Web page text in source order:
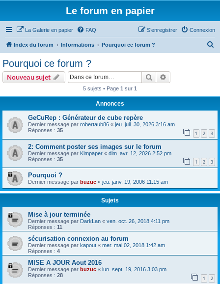
Le forum en papier
La Galerie en papier FAQ Connexion
S’enregistrer
Index du forum Informations Pourquoi ce forum ?
e
Pourquoi ce forum ?
Nouveau sujet Rechercher
5 sujets • Page 1 sur 1
Annonces
GeCuRep : Générateur de cube repère
Dernier message par robertaub86 « jeu. juil. 30, 2026 3:16 am
Réponses : 35 1 2 3
2: Comment poster ses images sur le forum
Dernier message par Kimpaper « dim. avr. 12, 2026 2:52 pm
Réponses : 35 1 2 3
Pourquoi ?
Dernier message par buzuc « jeu. janv. 19, 2006 11:15 am
Sujets
Mise à jour terminée
Dernier message par DarkLan « ven. oct. 26, 2018 4:11 pm
Réponses : 11
sécurisation connexion au forum
Dernier message par kapout « mer. mai 02, 2018 1:42 am
Réponses : 4
MISE A JOUR Aout 2016
Dernier message par buzuc « lun. sept. 19, 2016 3:03 pm
Réponses : 28 1 2